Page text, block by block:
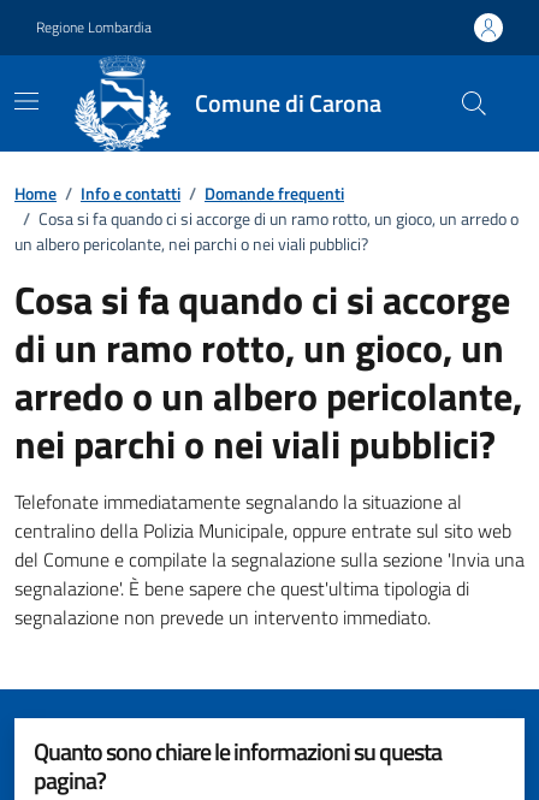
Regione Lombardia
Comune di Carona
Dettagli FAQ
Home / Info e contatti / Domande frequenti
/ Cosa si fa quando ci si accorge di un ramo rotto, un gioco, un arredo o
un albero pericolante, nei parchi o nei viali pubblici?
Cosa si fa quando ci si accorge
di un ramo rotto, un gioco, un
arredo o un albero pericolante,
nei parchi o nei viali pubblici?
Telefonate immediatamente segnalando la situazione al
centralino della Polizia Municipale, oppure entrate sul sito web
del Comune e compilate la segnalazione sulla sezione 'Invia una
segnalazione'. È bene sapere che quest'ultima tipologia di
segnalazione non prevede un intervento immediato.
Quanto sono chiare le informazioni su questa
pagina?